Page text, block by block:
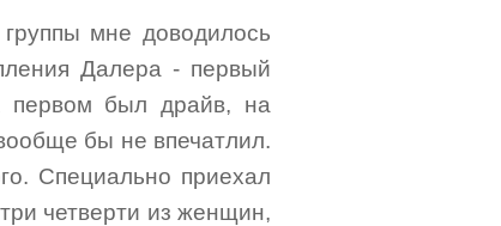
мне доводилось
Далера - первый
первом был драйв, на
бы не впечатлил.
Специально приехал
четверти из женщин,